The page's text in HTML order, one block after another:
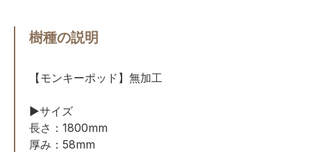
樹種の説明
【モンキーポッド】無加工
▶サイズ
長さ：1800mm
厚み：58mm